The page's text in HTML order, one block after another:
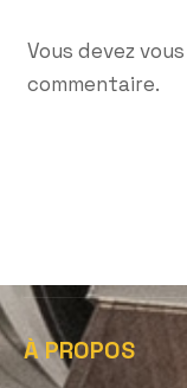
Vous devez
commentaire.
À PROPOS